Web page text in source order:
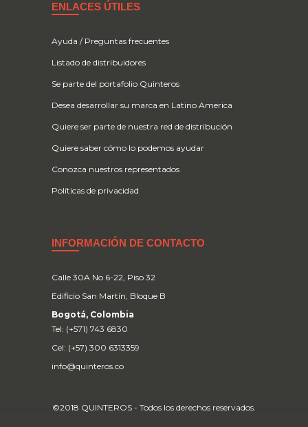
ENLACES ÚTILES
Ayuda / Preguntas frecuentes
Listado de distribuidores
Se parte del portafolio Quinteros
Desea desarrollar su marca en Latino America
Quiere ser parte de nuestra red de distribución
Quiere saber cómo lo podemos ayudar
Conozca nuestros representados
Políticas de privacidad
INFORMACIÓN DE CONTACTO
Calle 30A No 6-22, Piso 32
Edificio San Martín, Bloque B
Bogotá, Colombia
Tel: (+571) 743 6830
Cel: (+57) 300 6313359
info@quinteros.co
©2018 QUINTEROS - Todos los derechos reservados.